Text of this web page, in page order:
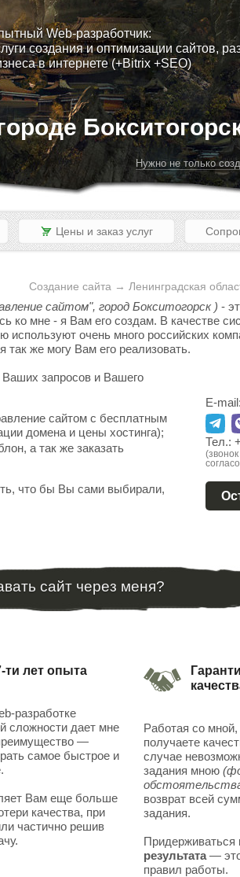
Web-разработчик:
создания и оптимизации сайтов,
в интернете (+Bitrix +SEO)
Нужно не только
Цены и заказ услуг
Создание сайта → Ленинградская
сайтом", город Бокситогорск ) -
ко мне - я Вам его создам. В качестве
используют очень много российских
так же могу Вам его реализовать.
Ваших запросов и Вашего
сайтом с бесплатным
домена и цены хостинга);
а так же заказать
что бы Вы сами выбирали,
E-mail:
Тел.:
сайт через меня?
ти лет опыта
разработке
сложности дает мне
—
самое быстрое и
Вам еще больше
качества, при
частично решив
Работая со
получаете
случае
задания мною
возврат всей
задания.
Придерживаться
результата— это
правил работы.